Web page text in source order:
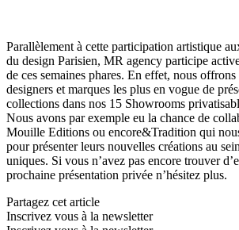
Parallèlement à cette participation artistique
du design Parisien, MR agency participe
de ces semaines phares. En effet, nous
designers et marques les plus en vogue de
collections dans nos 15 Showrooms
Nous avons par exemple eu la chance de
Mouille Editions ou encore&Tradition qui
pour présenter leurs nouvelles créations au
uniques. Si vous n’avez pas encore trouver
prochaine présentation privée n’hésitez plus.
Partagez cet article
Inscrivez vous à la newsletter